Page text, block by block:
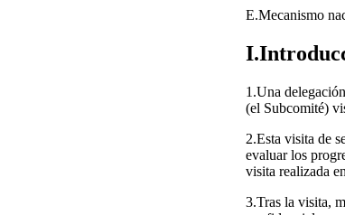
E.Mecanismo
1.Una
(el Subcomité)
2.Esta visita de
evaluar los
visita realizada
3.Tras la visita,